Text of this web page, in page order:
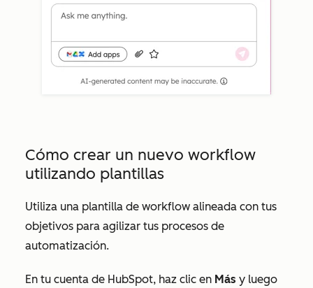
Cómo crear un nuevo workflow
utilizando plantillas
Utiliza una plantilla de workflow alineada con tus
objetivos para agilizar tus procesos de
automatización.
En tu cuenta de HubSpot, haz clic en Más y luego